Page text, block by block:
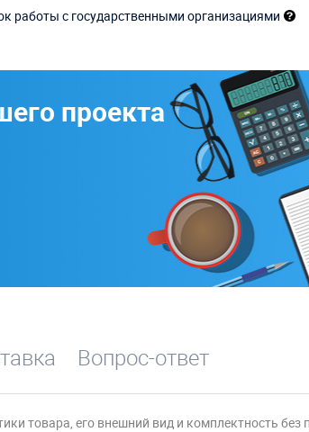
работы с государственными организациями
проекта
Вопрос-ответ
товара, его внешний вид и комплектность без